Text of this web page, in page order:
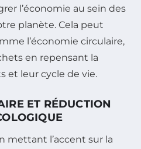
l’économie au sein des
planète. Cela peut
l’économie circulaire,
en repensant la
et leur cycle de vie.
ET RÉDUCTION
mettant l’accent sur la